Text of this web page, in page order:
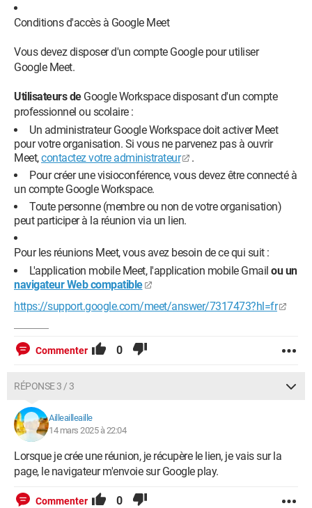
Conditions d'accès à Google Meet
Vous devez disposer d'un compte Google pour utiliser
Google Meet.
Utilisateurs de Google Workspace disposant d'un compte
professionnel ou scolaire :
Un administrateur Google Workspace doit activer Meet
pour votre organisation. Si vous ne parvenez pas à ouvrir
Meet,contactez votre administrateur
.
Pour créer une visioconférence, vous devez être connecté à
un compte Google Workspace.
Toute personne (membre ou non de votre organisation)
peut participer à la réunion via un lien.
Pour les réunions Meet, vous avez besoin de ce qui suit :
L'application mobile Meet, l'application mobile Gmail ou un
navigateur Web compatible
https://support.google.com/meet/answer/7317473?hl=fr
Commenter 0
RÉPONSE 3 / 3
Ailleailleaille
14 mars 2025 à 22:04
Lorsque je crée une réunion, je récupère le lien, je vais sur la
page, le navigateur m'envoie sur Google play.
Commenter 0